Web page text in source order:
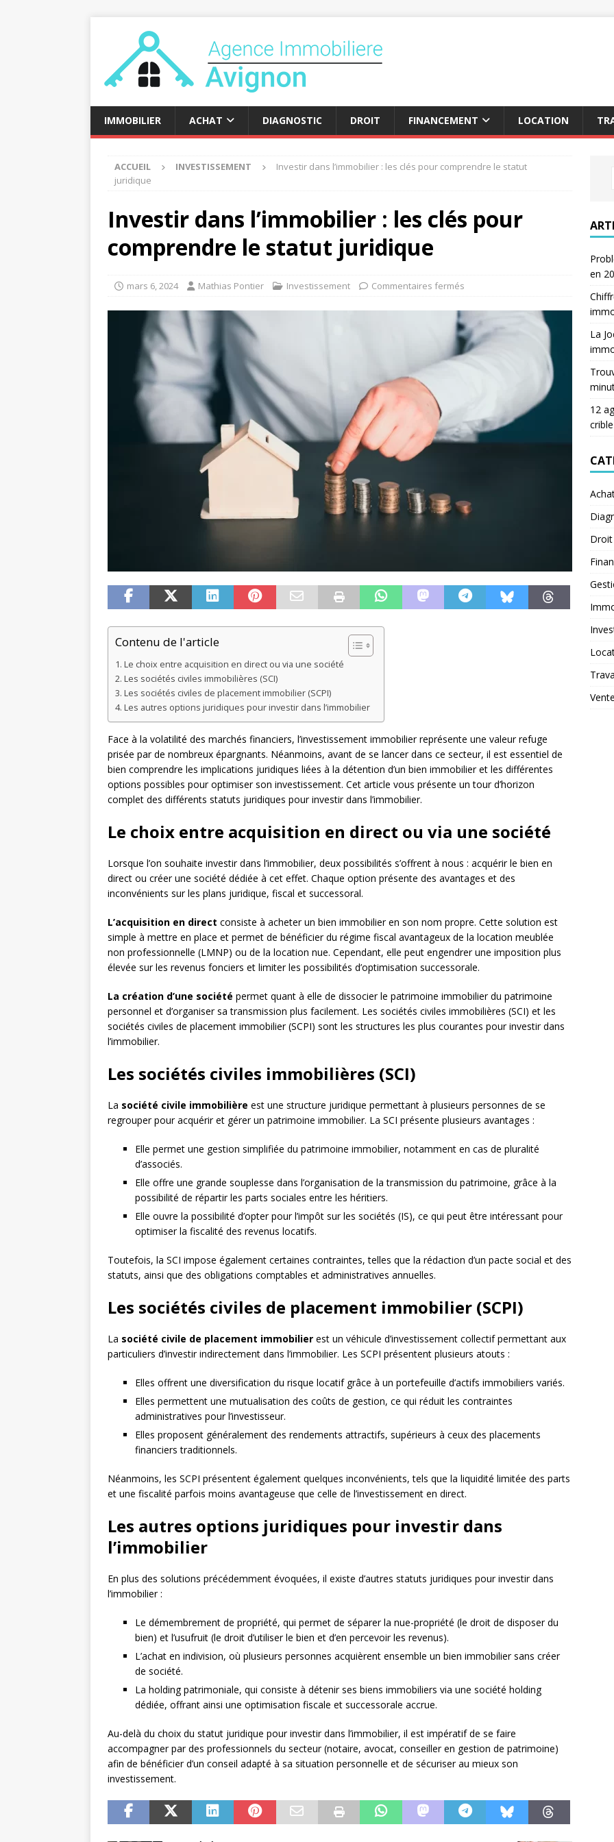
IMMOBILIER ACHAT DIAGNOSTIC DROIT FINANCEMENT LOCATION
ACCUEIL INVESTISSEMENT
Investir dans l’immobilier : les clés pour comprendre le statut
juridique
Investir dans l’immobilier : les clés pour
comprendre le statut juridique
mars 6, 2024 Mathias Pontier Investissement Commentaires fermés
Contenu de l'article
Le choix entre acquisition en direct ou via une société
Les sociétés civiles immobilières (SCI)
Les sociétés civiles de placement immobilier (SCPI)
Les autres options juridiques pour investir dans l’immobilier
Face à la volatilité des marchés financiers, l’investissement immobilier représente une valeur refuge
prisée par de nombreux épargnants. Néanmoins, avant de se lancer dans ce secteur, il est essentiel de
bien comprendre les implications juridiques liées à la détention d’un bien immobilier et les différentes
options possibles pour optimiser son investissement. Cet article vous présente un tour d’horizon
complet des différents statuts juridiques pour investir dans l’immobilier.
Le choix entre acquisition en direct ou via une société
Lorsque l’on souhaite investir dans l’immobilier, deux possibilités s’offrent à nous : acquérir le bien en
direct ou créer une société dédiée à cet effet. Chaque option présente des avantages et des
inconvénients sur les plans juridique, fiscal et successoral.
L’acquisition en direct consiste à acheter un bien immobilier en son nom propre. Cette solution est
simple à mettre en place et permet de bénéficier du régime fiscal avantageux de la location meublée
non professionnelle (LMNP) ou de la location nue. Cependant, elle peut engendrer une imposition plus
élevée sur les revenus fonciers et limiter les possibilités d’optimisation successorale.
La création d’une société permet quant à elle de dissocier le patrimoine immobilier du patrimoine
personnel et d’organiser sa transmission plus facilement. Les sociétés civiles immobilières (SCI) et les
sociétés civiles de placement immobilier (SCPI) sont les structures les plus courantes pour investir dans
l’immobilier.
Les sociétés civiles immobilières (SCI)
La société civile immobilière est une structure juridique permettant à plusieurs personnes de se
regrouper pour acquérir et gérer un patrimoine immobilier. La SCI présente plusieurs avantages :
Elle permet une gestion simplifiée du patrimoine immobilier, notamment en cas de pluralité
d’associés.
Elle offre une grande souplesse dans l’organisation de la transmission du patrimoine, grâce à la
possibilité de répartir les parts sociales entre les héritiers.
Elle ouvre la possibilité d’opter pour l’impôt sur les sociétés (IS), ce qui peut être intéressant pour
optimiser la fiscalité des revenus locatifs.
Toutefois, la SCI impose également certaines contraintes, telles que la rédaction d’un pacte social et des
statuts, ainsi que des obligations comptables et administratives annuelles.
Les sociétés civiles de placement immobilier (SCPI)
La société civile de placement immobilier est un véhicule d’investissement collectif permettant aux
particuliers d’investir indirectement dans l’immobilier. Les SCPI présentent plusieurs atouts :
Elles offrent une diversification du risque locatif grâce à un portefeuille d’actifs immobiliers variés.
Elles permettent une mutualisation des coûts de gestion, ce qui réduit les contraintes
administratives pour l’investisseur.
Elles proposent généralement des rendements attractifs, supérieurs à ceux des placements
financiers traditionnels.
Néanmoins, les SCPI présentent également quelques inconvénients, tels que la liquidité limitée des parts
et une fiscalité parfois moins avantageuse que celle de l’investissement en direct.
Les autres options juridiques pour investir dans
l’immobilier
En plus des solutions précédemment évoquées, il existe d’autres statuts juridiques pour investir dans
l’immobilier :
Le démembrement de propriété, qui permet de séparer la nue-propriété (le droit de disposer du
bien) et l’usufruit (le droit d’utiliser le bien et d’en percevoir les revenus).
L’achat en indivision, où plusieurs personnes acquièrent ensemble un bien immobilier sans créer
de société.
La holding patrimoniale, qui consiste à détenir ses biens immobiliers via une société holding
dédiée, offrant ainsi une optimisation fiscale et successorale accrue.
Au-delà du choix du statut juridique pour investir dans l’immobilier, il est impératif de se faire
accompagner par des professionnels du secteur (notaire, avocat, conseiller en gestion de patrimoine)
afin de bénéficier d’un conseil adapté à sa situation personnelle et de sécuriser au mieux son
investissement.
en
La
12
crible
Droit
Vente